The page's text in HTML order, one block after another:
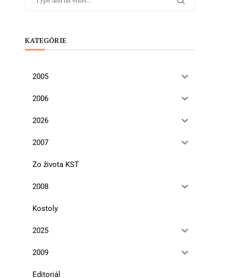
KATEGÓRIE
2005
2006
2026
2007
Zo života KST
2008
Kostoly
2025
2009
Editoriál